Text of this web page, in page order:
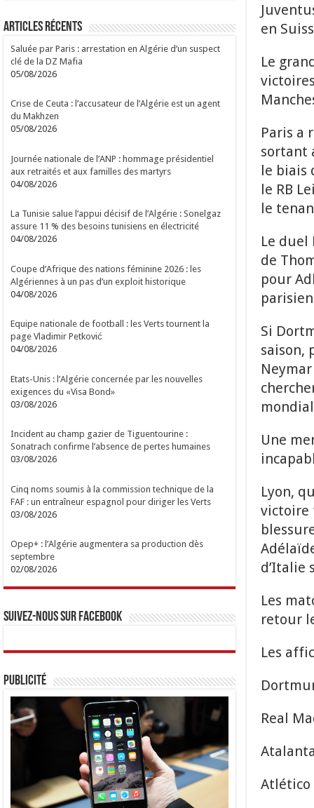
en
Le
Paris a
sortant
le biais
le RB
le
Le duel
de
pour
Si
saison,
Une
Lyon,
victoire
d’Italie
Les
retour
Les
Real
Atlético
Articles Récents
Saluée par Paris : arrestation en Algérie d’un suspect
clé de la DZ Mafia
05/08/2026
Crise de Ceuta : l’accusateur de l’Algérie est un agent
du Makhzen
05/08/2026
Journée nationale de l’ANP : hommage présidentiel
aux retraités et aux familles des martyrs
04/08/2026
La Tunisie salue l’appui décisif de l’Algérie : Sonelgaz
assure 11 % des besoins tunisiens en électricité
04/08/2026
Coupe d’Afrique des nations féminine 2026 : les
Algériennes à un pas d’un exploit historique
04/08/2026
Equipe nationale de football : les Verts tournent la
page Vladimir Petković
04/08/2026
Etats-Unis : l’Algérie concernée par les nouvelles
exigences du «Visa Bond»
03/08/2026
Incident au champ gazier de Tiguentourine :
Sonatrach confirme l’absence de pertes humaines
03/08/2026
Cinq noms soumis à la commission technique de la
FAF : un entraîneur espagnol pour diriger les Verts
03/08/2026
Opep+ : l’Algérie augmentera sa production dès
septembre
02/08/2026
Suivez-nous sur Facebook
Publicité